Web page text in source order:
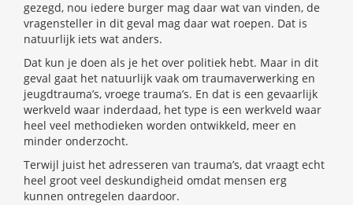
gezegd, nou iedere burger mag daar wat van vinden, de
vragensteller in dit geval mag daar wat roepen. Dat is
natuurlijk iets wat anders.
Dat kun je doen als je het over politiek hebt. Maar in dit
geval gaat het natuurlijk vaak om traumaverwerking en
jeugdtrauma’s, vroege trauma’s. En dat is een gevaarlijk
werkveld waar inderdaad, het type is een werkveld waar
heel veel methodieken worden ontwikkeld, meer en
minder onderzocht.
Terwijl juist het adresseren van trauma’s, dat vraagt echt
heel groot veel deskundigheid omdat mensen erg
kunnen ontregelen daardoor.